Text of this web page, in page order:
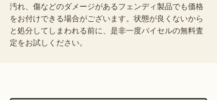
汚れ、傷などのダメージがあるフェンディ製品でも価格
をお付けできる場合がございます。状態が良くないから
と処分してしまわれる前に、是非一度バイセルの無料査
定をお試しください。